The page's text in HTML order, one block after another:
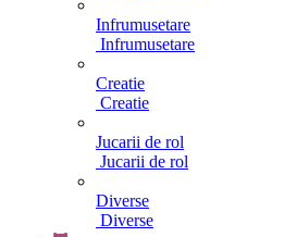
Infrumusetare
Infrumusetare
Creatie
Creatie
Jucarii de rol
Jucarii de rol
Diverse
Diverse